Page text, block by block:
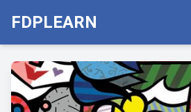
FDPLEARN